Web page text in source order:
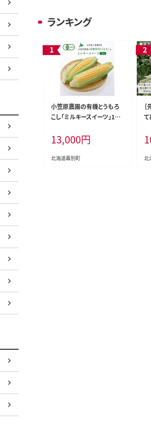
ランキング
小笠原農園の有機とうもろ
こし「ミルキースイーツ」16
年8月出荷開始先行予約》【
スイートコーン コーン とう
もろこし とうきび 黄色 野菜
13,000円
北海道幕別町
て
フ
北